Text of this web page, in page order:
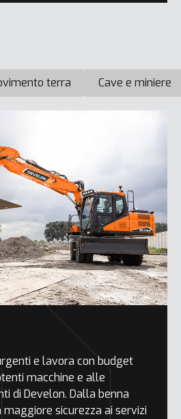
terra Cave e miniere
e lavora con budget
macchine e alle
di Develon. Dalla benna
sicurezza ai servizi